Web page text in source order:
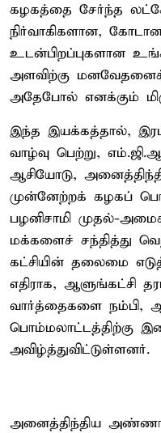
கழகத்தை சேர்ந்த
நிர்வாகிகளான,
உடன்பிறப்புகளான
அளவிற்கு
அதேபோல் எனக்கும்
இந்த இயக்கத்தால்,
வாழ்வு பெற்று,
ஆசியோடு,
முன்னேற்றக் கழகப்
பழனிசாமி முதல்-
மக்களைச் சந்தித்து
கட்சியின் தலைமை
எதிராக, ஆளுங்கட்சி
வார்த்தைகளை நம்பி,
பொம்மலாட்டத்திற்கு
அவிழ்த்துவிட்டுள்ளனர்.
அனைத்திந்திய அண்ணா